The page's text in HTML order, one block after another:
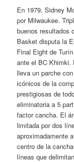
En 1979, Sidney
por Milwaukee.
buenos resultados
Basket disputa la
Final Eight de
ante el BC Khimki.
lleva un parche
icónicos de la
prestigiosas de
eliminatoria a 5
factor cancha. El
limitada por dos
aproximadamente
centro de la
líneas que